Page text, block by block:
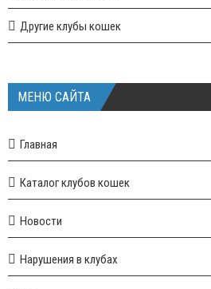
Другие клубы кошек
МЕНЮ САЙТА
Главная
Каталог клубов кошек
Новости
Нарушения в клубах